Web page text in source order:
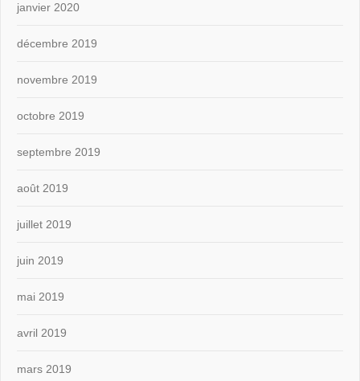
janvier 2020
décembre 2019
novembre 2019
octobre 2019
septembre 2019
août 2019
juillet 2019
juin 2019
mai 2019
avril 2019
mars 2019